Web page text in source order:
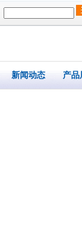
新闻动态 产品